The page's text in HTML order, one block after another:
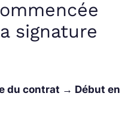
signature
du contrat → Début en